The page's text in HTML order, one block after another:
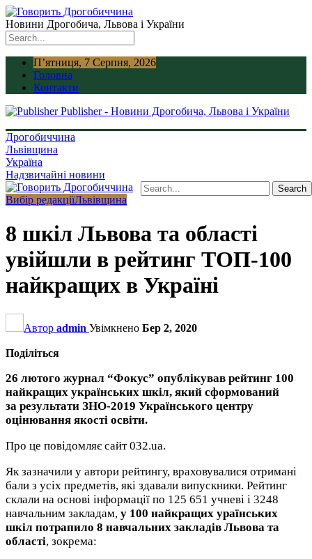
Новини Дрогобича, Львова і України
П’ятниця, 7 Серпня, 2026
Головна
Контакти
Publisher - Новини Дрогобича, Львова і України
Дрогобиччина
Львівщина
Україна
Надзвичайні новини
Вибір редакціїЛьвівщина
8 шкіл Львова та області
увійшли в рейтинг ТОП-100
найкращих в Україні
Автор admin Увімкнено Бер 2, 2020
Поділіться
26 лютого журнал “Фокус” опублікував рейтинг 100
найкращих українських шкіл, який сформований
за результати ЗНО-2019 Українського центру
оцінювання якості освіти.
Про це повідомляє сайт 032.ua.
Як зазначили у автори рейтингу, враховувалися отримані
бали з усіх предметів, які здавали випускники. Рейтинг
склали на основі інформації по 125 651 учневі і 3248
навчальним закладам, у 100 найкращих ураїнських
шкіл потрапило 8 навчальних закладів Львова та
області, зокрема: